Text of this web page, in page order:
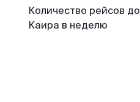
Количество рейсов до
Каира в неделю